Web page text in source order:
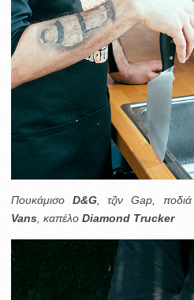
Πουκάμισο D&G, τζιν Gap, ποδιά
Vans , καπέλο Diamond Trucker